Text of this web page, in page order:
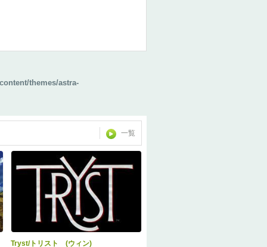
themes/astra-
一覧
Tryst/トリスト (ウィン)